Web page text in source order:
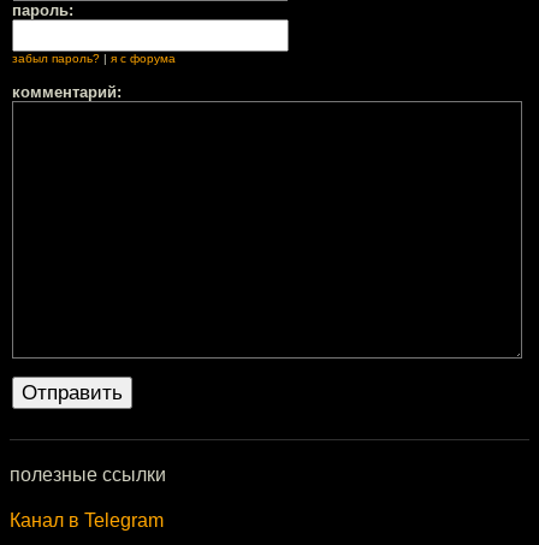
пароль:
забыл пароль? я с форума
комментарий:
полезные ссылки
Канал в Telegram